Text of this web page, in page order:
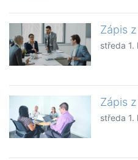
Zápis
středa 1.
Zápis
středa 1.